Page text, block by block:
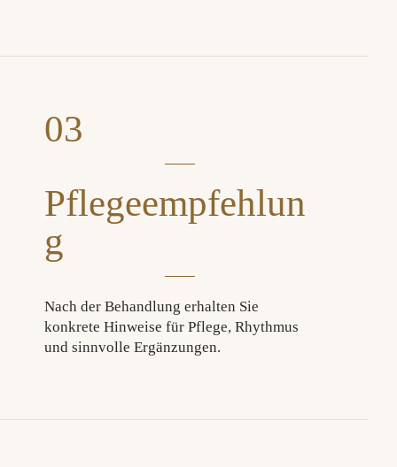
03
Pflegeempfehlun
g
Nach der Behandlung erhalten Sie
konkrete Hinweise für Pflege, Rhythmus
und sinnvolle Ergänzungen.